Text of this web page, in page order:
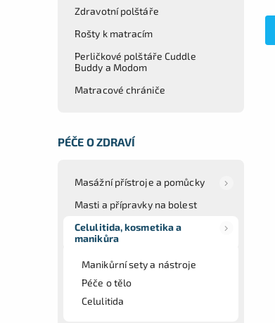
Zdravotní polštáře
Rošty k matracím
Perličkové polštáře Cuddle
Buddy a Modom
Matracové chrániče
PÉČE O ZDRAVÍ
Masážní přístroje a pomůcky
Masti a přípravky na bolest
Celulitida, kosmetika a
manikůra
Manikůrní sety a nástroje
Péče o tělo
Celulitida